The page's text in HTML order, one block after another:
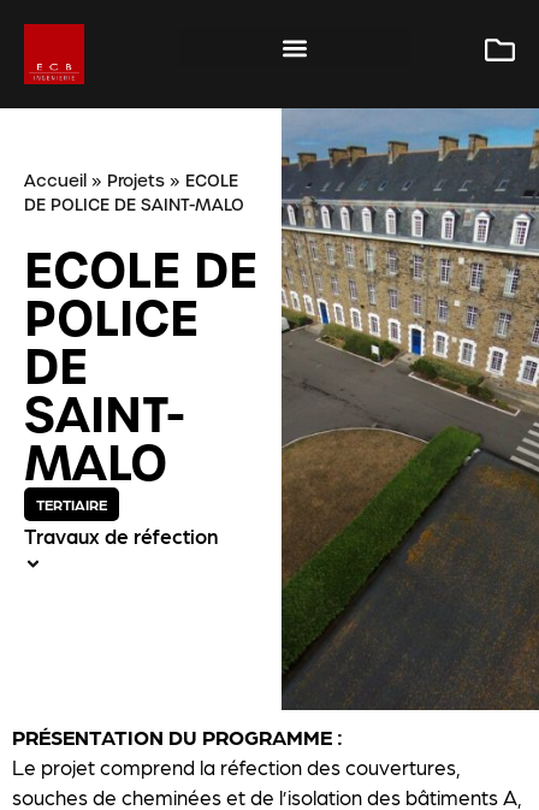
Accueil » Projets » ECOLE
DE POLICE DE SAINT-MALO
ECOLE DE
POLICE
DE
SAINT-
MALO
TERTIAIRE
Travaux de réfection
PRÉSENTATION DU PROGRAMME :
Le projet comprend la réfection des couvertures,
souches de cheminées et de l’isolation des bâtiments A,